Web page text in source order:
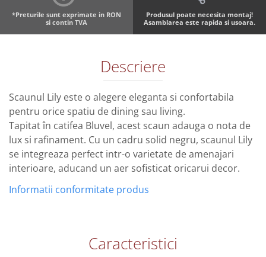
*Preturile sunt exprimate in RON
si contin TVA
Produsul poate necesita montaj!
Asamblarea este rapida si usoara.
Descriere
Scaunul Lily este o alegere eleganta si confortabila
pentru orice spatiu de dining sau living.
Tapitat în catifea Bluvel, acest scaun adauga o nota de
lux si rafinament. Cu un cadru solid negru, scaunul Lily
se integreaza perfect intr-o varietate de amenajari
interioare, aducand un aer sofisticat oricarui decor.
Informatii conformitate produs
Caracteristici